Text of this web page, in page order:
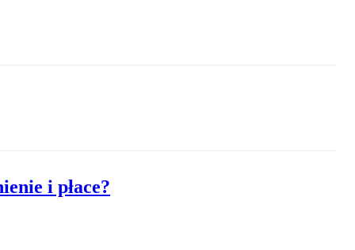
i płace?